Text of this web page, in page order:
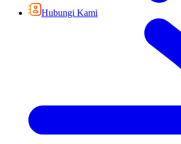
Hubungi Kami